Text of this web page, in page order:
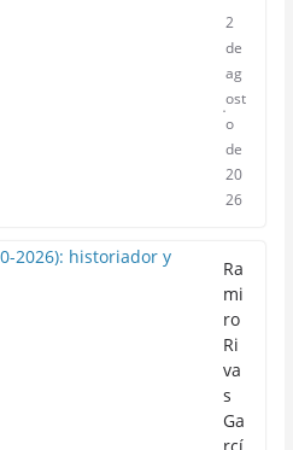
2
de
ag
ost
o
de
20
26
Ra
mi
ro
Ri
va
s
Ga
rcí